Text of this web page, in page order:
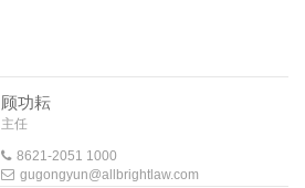
顾功耘
主任
8621-2051 1000
gugongyun@allbrightlaw.com